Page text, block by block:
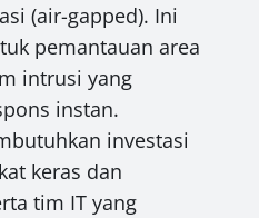
(air-gapped). Ini
pemantauan area
intrusi yang
instan.
investasi
keras dan
tim IT yang